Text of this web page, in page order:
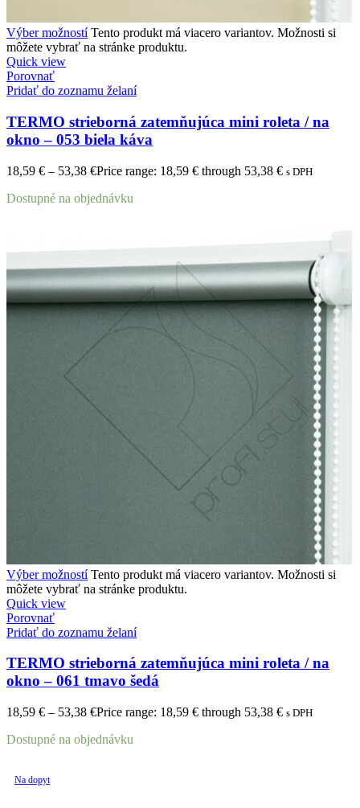
Výber možností Tento produkt má viacero variantov. Možnosti si
môžete vybrať na stránke produktu.
Quick view
Porovnať
Pridať do zoznamu želaní
TERMO strieborná zatemňujúca mini roleta / na
okno – 053 biela káva
18,59 € – 53,38 €Price range: 18,59 € through 53,38 € s DPH
Dostupné na objednávku
Výber možností Tento produkt má viacero variantov. Možnosti si
môžete vybrať na stránke produktu.
Quick view
Porovnať
Pridať do zoznamu želaní
TERMO strieborná zatemňujúca mini roleta / na
okno – 061 tmavo šedá
18,59 € – 53,38 €Price range: 18,59 € through 53,38 € s DPH
Dostupné na objednávku
Na dopyt